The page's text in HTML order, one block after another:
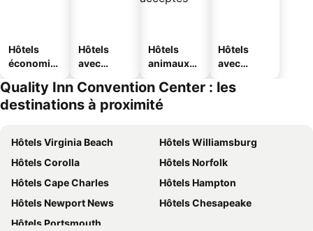
Hôtels
économiq
Hôtels
avec
Hôtels
animaux
Hôtels
avec
Quality Inn Convention Center : les
destinations à proximité
Hôtels Virginia Beach
Hôtels Williamsburg
Hôtels Corolla
Hôtels Norfolk
Hôtels Cape Charles
Hôtels Hampton
Hôtels Newport News
Hôtels Chesapeake
Hôtels Portsmouth